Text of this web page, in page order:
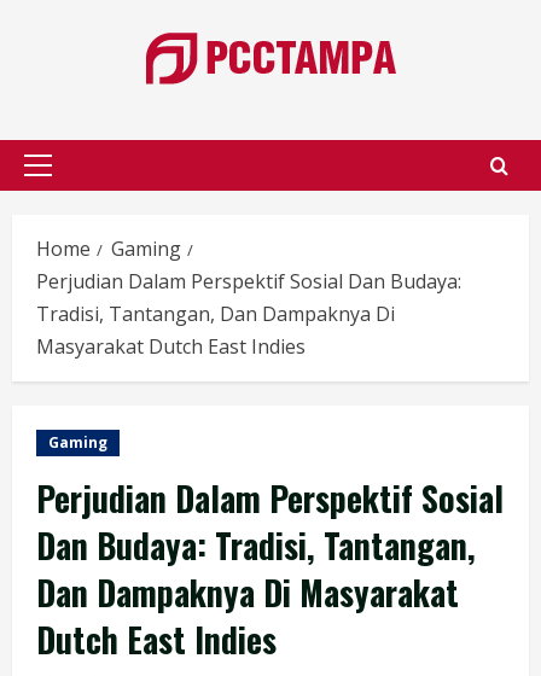
Primary
Home
Gaming
Perjudian Dalam Perspektif Sosial Dan Budaya:
Tradisi, Tantangan, Dan Dampaknya Di
Masyarakat Dutch East Indies
Gaming
Perjudian Dalam Perspektif Sosial
Dan Budaya: Tradisi, Tantangan,
Dan Dampaknya Di Masyarakat
Dutch East Indies